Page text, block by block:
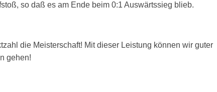
so daß es am Ende beim 0:1 Auswärtssieg blieb.
die Meisterschaft! Mit dieser Leistung können wir guter
gehen!